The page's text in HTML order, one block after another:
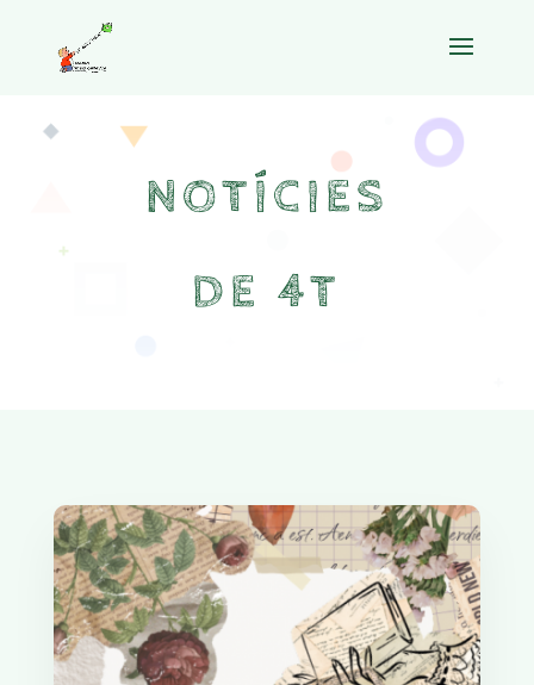
NOTÍCIES
DE 4T